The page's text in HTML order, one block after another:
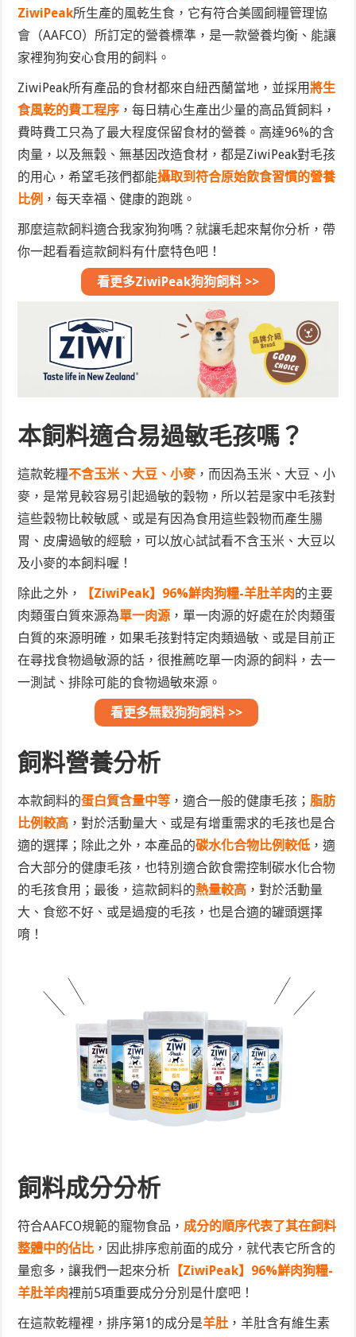
ZiwiPeak所生產的風乾生食，它有符合美國飼糧管理協
會（AAFCO）所訂定的營養標準，是一款營養均衡、能讓
家裡狗狗安心食用的飼料。
ZiwiPeak所有產品的食材都來自紐西蘭當地，並採用將生
食風乾的費工程序 ，每日精心生產出少量的高品質飼料，
費時費工只為了最大程度保留食材的營養。高達96%的含
肉量，以及無穀、無基因改造食材，都是ZiwiPeak對毛孩
的用心，希望毛孩們都能攝取到符合原始飲食習慣的營養
比例 ，每天幸福、健康的跑跳。
那麼這款飼料適合我家狗狗嗎？就讓毛起來幫你分析，帶
你一起看看這款飼料有什麼特色吧！
看更多ZiwiPeak狗狗飼料 >>
本飼料適合易過敏毛孩嗎？
這款乾糧不含玉米、大豆、小麥，而因為玉米、大豆、小
麥，是常見較容易引起過敏的穀物，所以若是家中毛孩對
這些穀物比較敏感、或是有因為食用這些穀物而產生腸
胃、皮膚過敏的經驗，可以放心試試看不含玉米、大豆以
及小麥的本飼料喔！
除此之外，
【ZiwiPeak】96%鮮肉狗糧-羊肚羊肉的主要
肉類蛋白質來源為單一肉源 ，單一肉源的好處在於肉類蛋
白質的來源明確，如果毛孩對特定肉類過敏、或是目前正
在尋找食物過敏源的話，很推薦吃單一肉源的飼料，去一
一測試、排除可能的食物過敏來源。
看更多無穀狗狗飼料 >>
飼料營養分析
本款飼料的蛋白質含量中等 ，適合一般的健康毛孩；脂肪
比例較高 ，對於活動量大、或是有增重需求的毛孩也是合
適的選擇；除此之外，本產品的碳水化合物比例較低 ，適
合大部分的健康毛孩，也特別適合飲食需控制碳水化合物
的毛孩食用；最後，這款飼料的熱量較高 ，對於活動量
大、食慾不好、或是過瘦的毛孩，也是合適的罐頭選擇
唷！
飼料成分分析
符合AAFCO規範的寵物食品， 成分的順序代表了其在飼料
整體中的佔比 ，因此排序愈前面的成分，就代表它所含的
量愈多，讓我們一起來分析 【ZiwiPeak】96%鮮肉狗糧-
羊肚羊肉裡前5項重要成分分別是什麼吧！
在這款乾糧裡，排序第1的成分是羊肚 ，羊肚含有維生素